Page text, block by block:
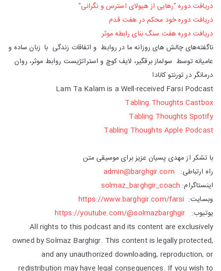
دریافت دوره "رهایی از هیولای استرس و نگرانی"
دریافت دوره خود محکم در هفت قدم
دریافت دوره هفت سنگ بنای رابطه موثر
ناگفته‌های چالش های روزانه ما در روابط و اتفاقات زندگی با زبان ساده و
عامیانه توسط سولماز برقگیر، لایف کوچ و استراتژیست روابط موثر، روان
درمانگر در تورنتو کانادا
Lam Ta Kalam is a Well-received Farsi Podcast
Tabling Thoughts Castbox
Tabling Thoughts Spotify
Tabling Thoughts Apple Podcast
با تشکر از مهدی پسیان عزیز برای موسیقی متن
راه ارتباطی: admin@barghgir.com
اینستاگرام: solmaz_barghgir_coach
وبسایت: https://www.barghgir.com/farsi
یوتیوب: https://youtube.com/@solmazbarghgir
All rights to this podcast and its content are exclusively
owned by Solmaz Barghigr. This content is legally protected,
and any unauthorized downloading, reproduction, or
redistribution may have legal consequences. If you wish to